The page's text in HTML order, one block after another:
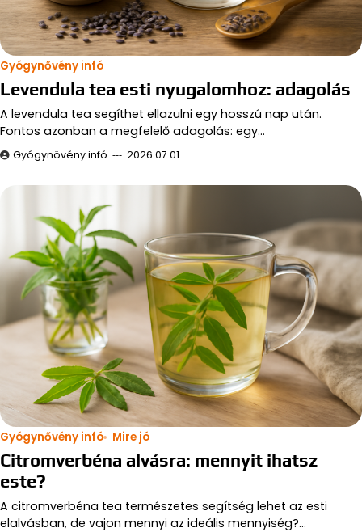
Gyógynővény infó
Levendula tea esti nyugalomhoz: adagolás
A levendula tea segíthet ellazulni egy hosszú nap után.
Fontos azonban a megfelelő adagolás: egy…
Gyógynövény infó 2026.07.01.
Gyógynővény infó Mire jó
Citromverbéna alvásra: mennyit ihatsz
este?
A citromverbéna tea természetes segítség lehet az esti
elalvásban, de vajon mennyi az ideális mennyiség?…